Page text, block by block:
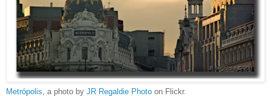
Metrópolis , a photo by JR Regaldie Photo on Flickr.